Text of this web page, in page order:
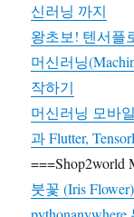
신러닝 까지
왕초보! 텐서플
머신러닝
작하기
머신러닝 모바
과 Flutter,
===Shop2world
붓꽃 (Iris